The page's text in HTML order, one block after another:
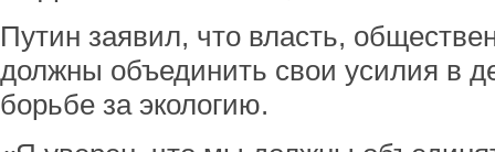
Путин заявил, что власть,
должны объединить свои усилия в
борьбе за экологию.